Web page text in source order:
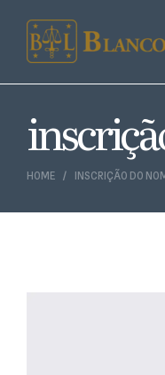
HOME INSCRIÇÃO DO